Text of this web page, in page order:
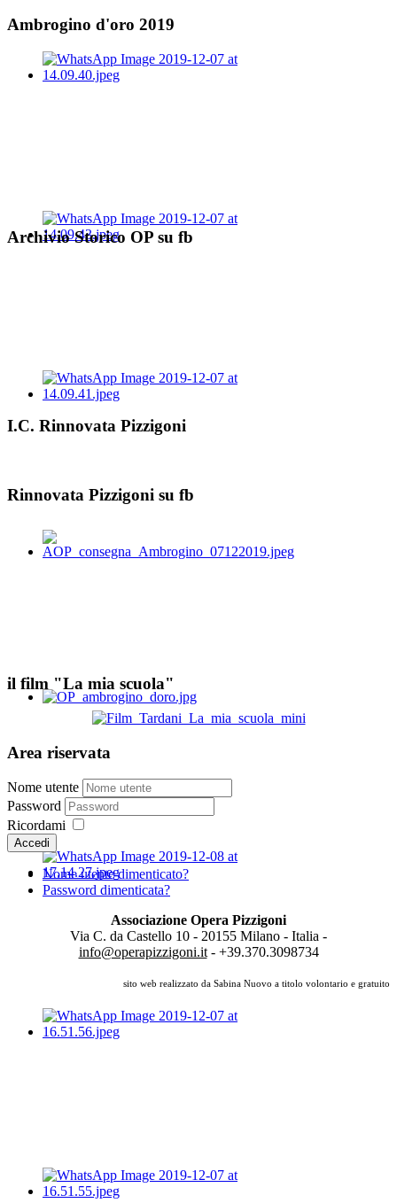
Ambrogino d'oro 2019
Archivio Storico OP su fb
I.C. Rinnovata Pizzigoni
Rinnovata Pizzigoni su fb
il film "La mia scuola"
Area riservata
Nome utente
Password
Ricordami
Accedi
Nome utente dimenticato?
Password dimenticata?
Associazione Opera Pizzigoni
Via C. da Castello 10 - 20155 Milano - Italia -
info@operapizzigoni.it- +39.370.3098734
sito web realizzato da Sabina Nuovo a titolo volontario e gratuito